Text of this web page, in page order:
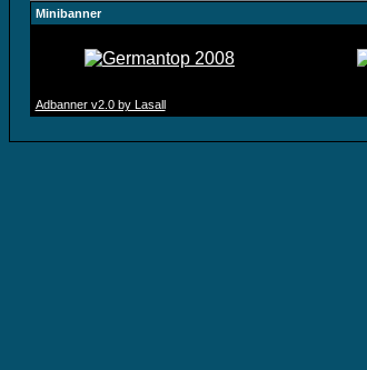
Minibanner
Adbanner v2.0 by Lasall